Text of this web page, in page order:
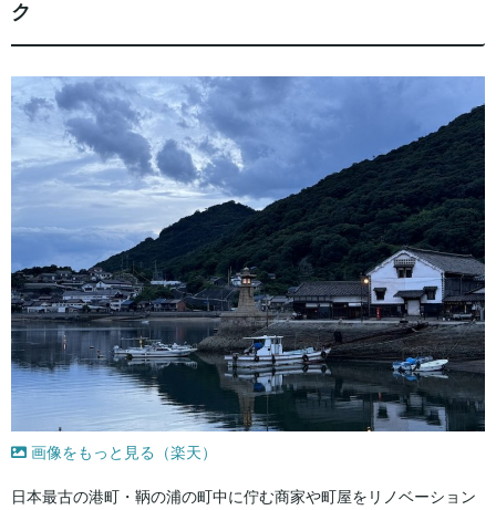
ク
画像をもっと見る（楽天）
日本最古の港町・鞆の浦の町中に佇む商家や町屋をリノベーション